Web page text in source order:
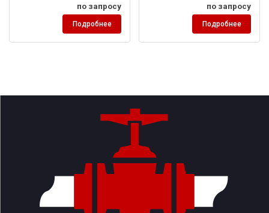
по запросу
Подробнее
по запросу
Подробнее